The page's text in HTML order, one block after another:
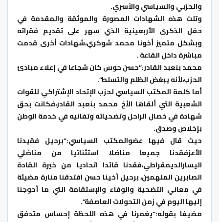
والحزبي والسياسي والأسري.
وتلت هذه الشهادات المصورة والموثقة والمقدمة في
حفل الذكرى الأربعينية الذي سهر على تقديم فقراته
وبشكل متميز أخونا محمد شوكري،شهادات أخرى قدمت
مباشرة داخل القاعة .
محمد بنعبد القادر:”حسن حوس كان شجاعا في إعلاء مبادئ
الحزب،لأنه يبغض الظلم والتسلط”.
أما كلمة المكتب السياسي لحزب الإتحاد الإشتراكي للقوات
الشعبية التي ألقاها الأخ محمد بنعبد القادر،فكانت بحق
شهادة في خصال الراحل وتضحياته وتفانيه في خدمة الوطن
بإخلاص وصدق.
حيث قال فيها عضوالمكتب السياسي:”برحيل فقيدنا
الأعزفقدنا جميعا مناضلا استثنائيا من مناضلي
اليسارالديمقراطي،فقدنا قائدا اتحاديا من خيرة القادة
الصابرين الملهمين، برحيل أخينا حسن افتدقنا منارة مضيئة
في معاني التضحية والوفاء والإستقامة التي ما أحوجنا
إليها اليوم في زمن التحولات العاصفة”.
مضيفا بقوله:”يغمرنا في هذه اللحظة إحساس متدفق